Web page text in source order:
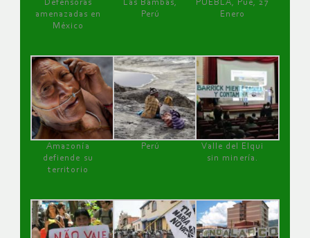
Defensoras
amenazadas en
México
Las Bambas,
Perú
PUEBLA, Pue, 27
Enero
Amazonía
defiende su
territorio
Perú
Valle del Elqui
sin minería.